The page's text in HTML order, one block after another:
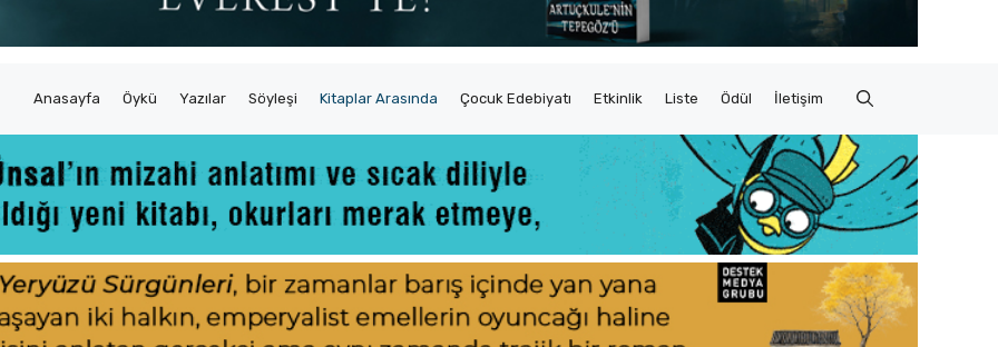
Anasayfa Öykü Yazılar Söyleşi Kitaplar Arasında Çocuk Edebiyatı Etkinlik Liste Ödül İletişim